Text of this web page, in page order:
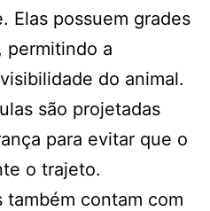
Elas possuem grades
permitindo a
do animal.
são projetadas
para evitar que o
o trajeto.
também contam com